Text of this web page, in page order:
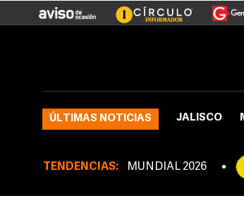
ÚLTIMAS NOTICIAS JALISCO
TENDENCIAS: MUNDIAL 2026